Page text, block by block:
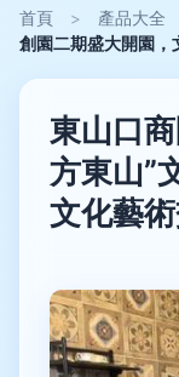
首頁 > 產品大全
創園二期盛大開園，
東山口
方東山”
文化藝